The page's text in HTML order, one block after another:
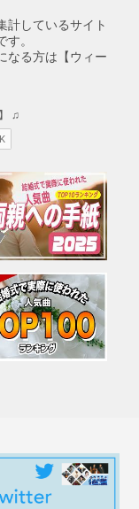
計しているサイト
す。
なる方は【ウィー